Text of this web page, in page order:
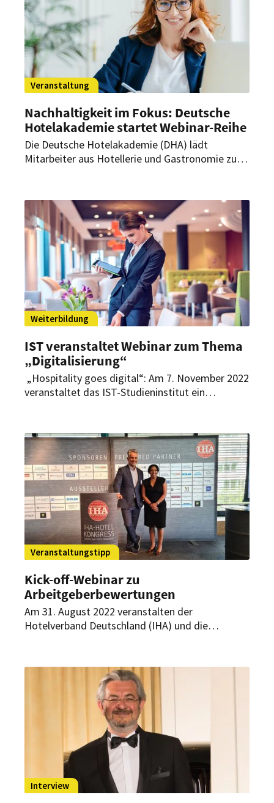
Veranstaltung
Nachhaltigkeit im Fokus: Deutsche
Hotelakademie startet Webinar-Reihe
Die Deutsche Hotelakademie (DHA) lädt
Mitarbeiter aus Hotellerie und Gastronomie zur
auf die Umwelt“ ein. Die dreiteilige Reihe
beginnt am 27. Februar 2023.
Weiterbildung
IST veranstaltet Webinar zum Thema
„Digitalisierung“
„Hospitality goes digital“: Am 7. November 2022
veranstaltet das IST-Studieninstitut ein
des Hotels.
Veranstaltungstipp
Kick-off-Webinar zu
Arbeitgeberbewertungen
Am 31. August 2022 veranstalten der
Hotelverband Deutschland (IHA) und die
interessierten Hotelbetrieben im Umgang mit
Arbeitgeberbewertungen. Ziel ist es, einen
Überblick zum professionellen Umgang mit
(negativen) Bewertungen zu vermitteln.
Interview